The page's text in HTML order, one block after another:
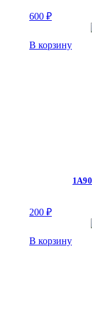
600 ₽
В корзину
200 ₽
В корзину